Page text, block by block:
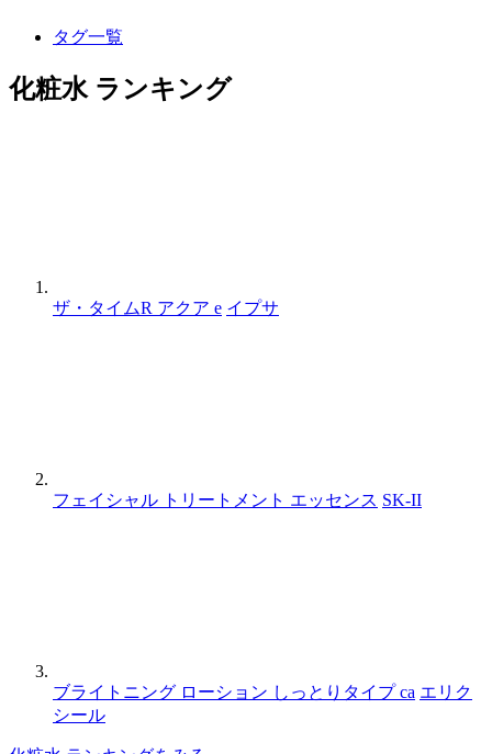
タグ一覧
化粧水 ランキング
ザ・タイムR アクア e イプサ
フェイシャル トリートメント エッセンス SK-II
ブライトニング ローション しっとりタイプ ca エリク
シール